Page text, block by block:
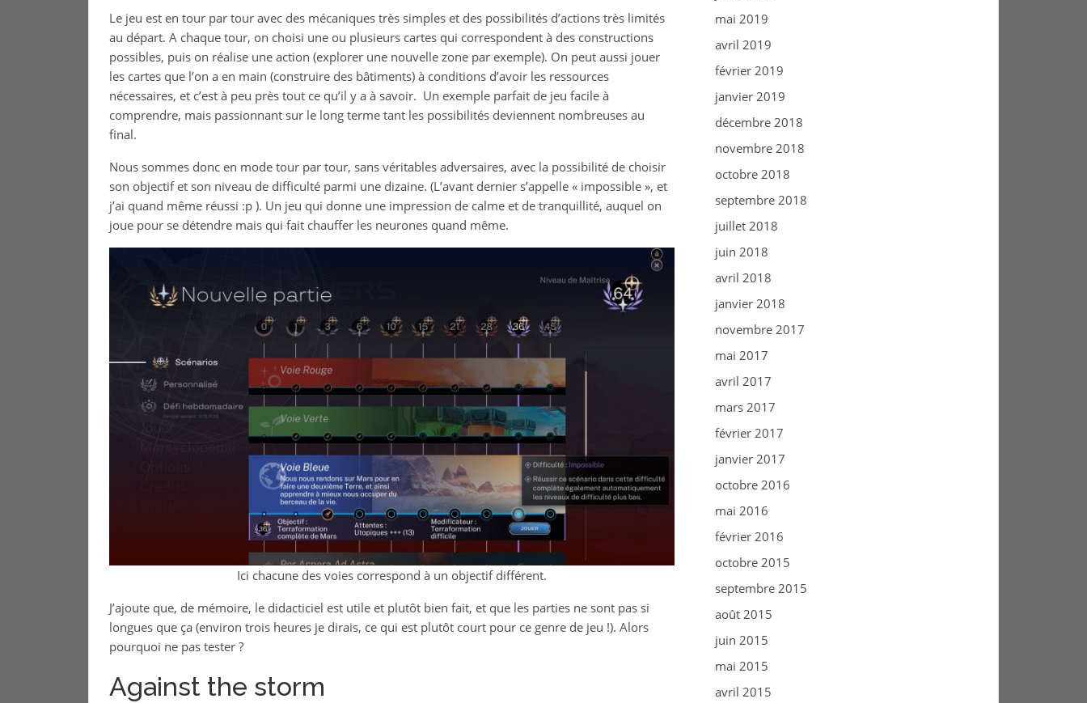
Le jeu est en tour par tour avec des mécaniques très simples et des possibilités d’actions très limités
au départ. A chaque tour, on choisi une ou plusieurs cartes qui correspondent à des constructions
possibles, puis on réalise une action (explorer une nouvelle zone par exemple). On peut aussi jouer
les cartes que l’on a en main (construire des bâtiments) à conditions d’avoir les ressources
nécessaires, et c’est à peu près tout ce qu’il y a à savoir. Un exemple parfait de jeu facile à
comprendre, mais passionnant sur le long terme tant les possibilités deviennent nombreuses au
final.
Nous sommes donc en mode tour par tour, sans véritables adversaires, avec la possibilité de choisir
son objectif et son niveau de difficulté parmi une dizaine. (L’avant dernier s’appelle « impossible », et
j’ai quand même réussi :p ). Un jeu qui donne une impression de calme et de tranquillité, auquel on
joue pour se détendre mais qui fait chauffer les neurones quand même.
Ici chacune des voies correspond à un objectif différent.
J’ajoute que, de mémoire, le didacticiel est utile et plutôt bien fait, et que les parties ne sont pas si
longues que ça (environ trois heures je dirais, ce qui est plutôt court pour ce genre de jeu !). Alors
pourquoi ne pas tester ?
Against the storm
mai 2019
avril 2019
février 2019
janvier 2019
décembre 2018
novembre 2018
octobre 2018
septembre 2018
juillet 2018
juin 2018
avril 2018
janvier 2018
novembre 2017
mai 2017
avril 2017
mars 2017
février 2017
janvier 2017
octobre 2016
mai 2016
février 2016
octobre 2015
septembre 2015
août 2015
juin 2015
mai 2015
avril 2015